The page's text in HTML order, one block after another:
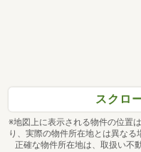
スクロ
※地図上に表示される物件の位置
り、実際の物件所在地とは異なる
正確な物件所在地は、取扱い不